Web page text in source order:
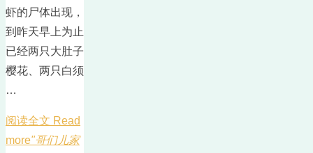
虾的尸体出现，
到昨天早上为止
已经两只大肚子
樱花、两只白须
…
阅读全文 Read
more"哥们儿家